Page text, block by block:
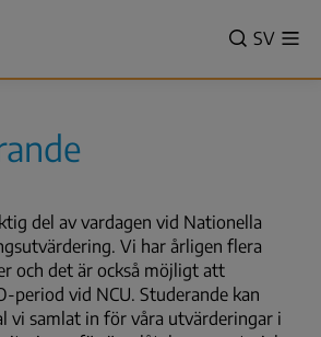
VALITSE
SPRÅK
SV
del av vardagen vid Nationella
Vi har årligen flera
och det är också möjligt att
period vid NCU. Studerande kan
vi samlat in för våra utvärderingar i